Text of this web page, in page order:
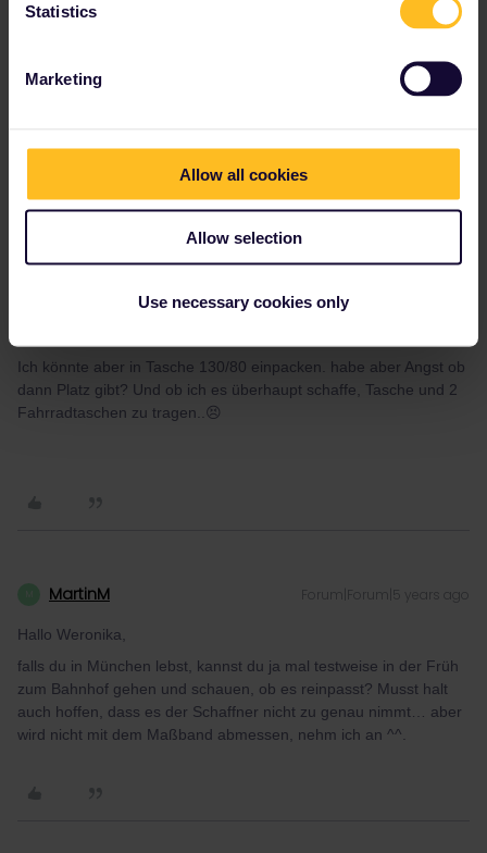
Statistics
Marketing
Allow all cookies
Allow selection
Use necessary cookies only
Hallo,
Ich habe ewig lang nach Lösungen gesucht , wie man mit
Fahrrad nach Paris kommen kann und es gibt keine sinnvolle
Fahrt.
Aber das macht auch Stress. Ich kriege nicht diese erwartete
Ich könnte aber in Tasche 130/80 einpacken. habe aber Angst ob
dann Platz gibt? Und ob ich es überhaupt schaffe, Tasche und 2
Fahrradtaschen zu tragen..😣
MartinM Forum|Forum|5 years ago
Hallo Weronika,
falls du in München lebst, kannst du ja mal testweise in der Früh
zum Bahnhof gehen und schauen, ob es reinpasst? Musst halt
auch hoffen, dass es der Schaffner nicht zu genau nimmt… aber
wird nicht mit dem Maßband abmessen, nehm ich an ^^.